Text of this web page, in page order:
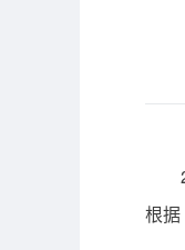
根据